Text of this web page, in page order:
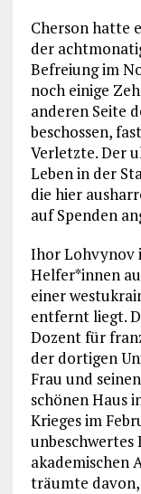
Cherson hatte
der
Befreiung im
noch ­einige
anderen Seite
beschossen,
Verletzte. Der
Leben in der
die hier
auf Spenden
Ihor Lohvynov
Helfer*innen
einer
entfernt liegt.
Dozent für
der dortigen
Frau und
schönen Haus
Krieges im
akademischen
träumte davon,